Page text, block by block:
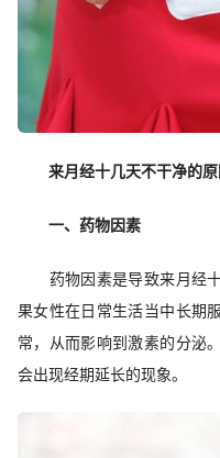
来月经十几天不干净的原
一、药物因素
药物因素是导致来月经十
果女性在日常生活当中长期
常，从而影响到激素的分泌
会出现经期延长的现象。